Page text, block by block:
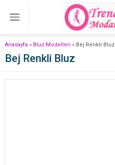
Anasayfa » Bluz Modelleri » Bej Renkli Bluz
Bej Renkli Bluz